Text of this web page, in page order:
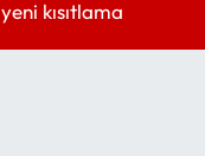
yeni kısıtlama